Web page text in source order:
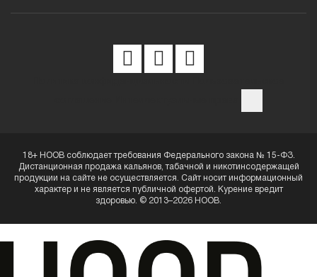
18+ HOOB соблюдает требования Федерального закона № 15-ФЗ.
Дистанционная продажа кальянов, табачной и никотинсодержащей
продукции на сайте не осуществляется. Сайт носит информационный
характер и не является публичной офертой. Курение вредит
здоровью. © 2013–2026 HOOB.